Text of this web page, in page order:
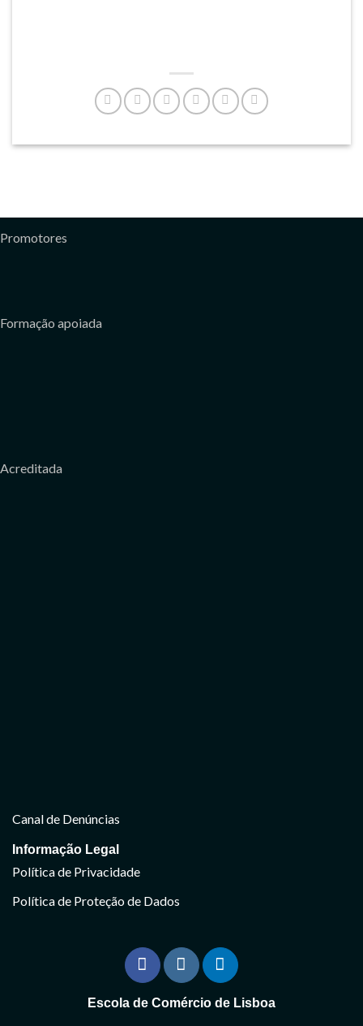
Promotores
Formação apoiada
Acreditada
Canal de Denúncias
Informação Legal
Política de Privacidade
Política de Proteção de Dados
Escola de Comércio de Lisboa